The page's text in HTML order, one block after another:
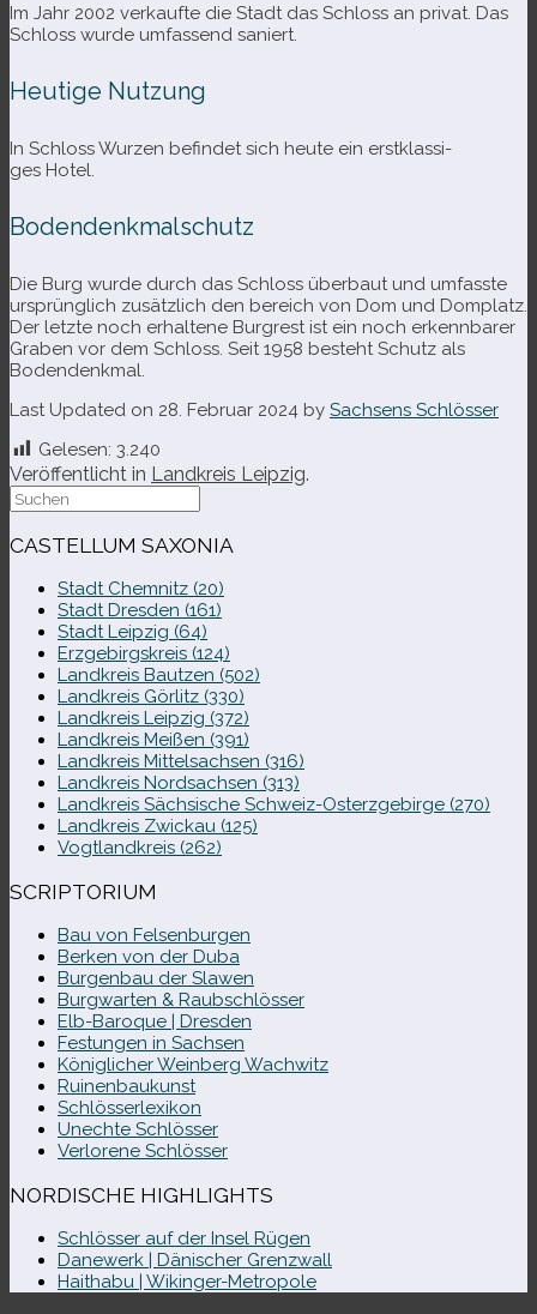
Im Jahr 2002 ver­kaufte die Stadt das Schloss an pri­vat. Das
Schloss wurde umfas­send saniert.
Heutige Nutzung
In Schloss Wurzen befin­det sich heute ein erst­klas­si­
ges Hotel.
Bodendenkmalschutz
Die Burg wurde durch das Schloss über­baut und umfasste
ursprüng­lich zusätz­lich den bereich von Dom und Domplatz.
Der letzte noch erhal­tene Burgrest ist ein noch erkenn­ba­rer
Graben vor dem Schloss. Seit 1958 besteht Schutz als
Bodendenkmal.
Last Updated on 28. Februar 2024 by Sachsens Schlösser
Gelesen: 3.240
Veröffentlicht in Landkreis Leipzig.
Suche
nach:
CASTELLUM SAXONIA
Stadt Chemnitz (20)
Stadt Dresden (161)
Stadt Leipzig (64)
Erzgebirgskreis (124)
Landkreis Bautzen (502)
Landkreis Görlitz (330)
Landkreis Leipzig (372)
Landkreis Meißen (391)
Landkreis Mittelsachsen (316)
Landkreis Nordsachsen (313)
Landkreis Sächsische Schweiz-​Osterzgebirge (270)
Landkreis Zwickau (125)
Vogtlandkreis (262)
SCRIPTORIUM
Bau von Felsenburgen
Berken von der Duba
Burgenbau der Slawen
Burgwarten & Raubschlösser
Elb-​Baroque | Dresden
Festungen in Sachsen
Königlicher Weinberg Wachwitz
Ruinenbaukunst
Schlösserlexikon
Unechte Schlösser
Verlorene Schlösser
NORDISCHE HIGHLIGHTS
Schlösser auf der Insel Rügen
Danewerk | Dänischer Grenzwall
Haithabu | Wikinger-Metropole